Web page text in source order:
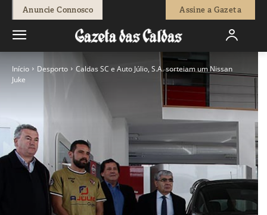
Anuncie Connosco Assine a Gazeta
Início Desporto
Caldas SC e Auto Júlio, S.A. sorteiam um Nissan
Juke